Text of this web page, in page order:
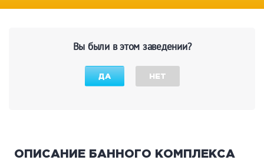
ОПИСАНИЕ БАННОГО КОМПЛЕКСА
Вы были в этом заведении?
ДА НЕТ